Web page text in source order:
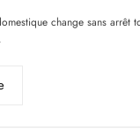
change sans arrêt